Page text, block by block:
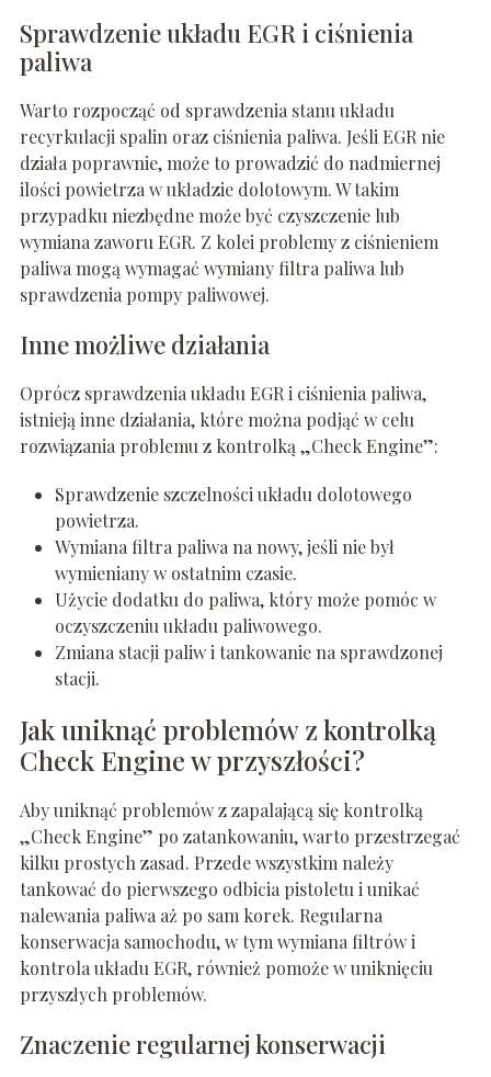
Sprawdzenie układu EGR i ciśnienia
paliwa
Warto rozpocząć od sprawdzenia stanu układu
recyrkulacji spalin oraz ciśnienia paliwa. Jeśli EGR nie
działa poprawnie, może to prowadzić do nadmiernej
ilości powietrza w układzie dolotowym. W takim
przypadku niezbędne może być czyszczenie lub
wymiana zaworu EGR. Z kolei problemy z ciśnieniem
paliwa mogą wymagać wymiany filtra paliwa lub
sprawdzenia pompy paliwowej.
Inne możliwe działania
Oprócz sprawdzenia układu EGR i ciśnienia paliwa,
istnieją inne działania, które można podjąć w celu
rozwiązania problemu z kontrolką „Check Engine”:
Sprawdzenie szczelności układu dolotowego
powietrza.
Wymiana filtra paliwa na nowy, jeśli nie był
wymieniany w ostatnim czasie.
Użycie dodatku do paliwa, który może pomóc w
oczyszczeniu układu paliwowego.
Zmiana stacji paliw i tankowanie na sprawdzonej
stacji.
Jak uniknąć problemów z kontrolką
Check Engine w przyszłości?
Aby uniknąć problemów z zapalającą się kontrolką
„Check Engine” po zatankowaniu, warto przestrzegać
kilku prostych zasad. Przede wszystkim należy
tankować do pierwszego odbicia pistoletu i unikać
nalewania paliwa aż po sam korek. Regularna
konserwacja samochodu, w tym wymiana filtrów i
kontrola układu EGR, również pomoże w uniknięciu
przyszłych problemów.
Znaczenie regularnej konserwacji